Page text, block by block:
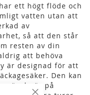
ett högt flöde och
vatten utan att
av
så att den står
resten av din
att behöva
är designad för att
Den kan
när du är på